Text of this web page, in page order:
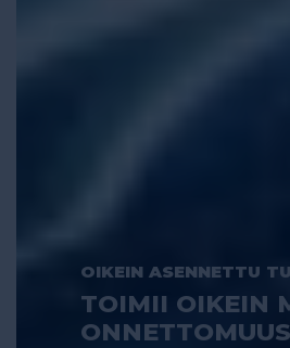
OIKEIN ASENNETTU
TOIMII OIKEIN